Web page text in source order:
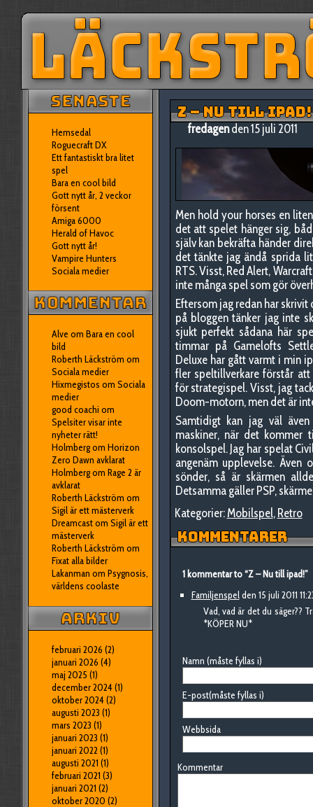
Hemsedal
Roguecraft DX
Ett fantastiskt bra litet
spel
Bara en cool bild
Gott nytt år, 2 veckor
försent
Amiga 6000
Herald of Havoc
Gott nytt år!
Vampire Hunters
Sociala medier
Alve om Bara en cool
bild
Roberth Läckström om
Sociala medier
Hixmegistos om Sociala
medier
good coachi om
Spelsiter visar inte
nyheter rätt!
Holmbergom Horizon
Zero Dawn avklarat
Holmbergom Rage 2 är
avklarat
Roberth Läckström om
Sigil är ett mästerverk
Dreamcastom Sigil är ett
mästerverk
Roberth Läckström om
Fixat alla bilder
Lakanman om Psygnosis,
världens coolaste
februari 2026 (2)
januari 2026 (4)
maj 2025 (1)
december 2024(1)
oktober 2024(2)
augusti 2023 (1)
mars 2023 (1)
januari 2023 (1)
januari 2022 (1)
augusti 2021 (1)
februari 2021 (3)
januari 2021 (2)
oktober 2020 (2)
Z – NU TILL IPAD!
fredagenden 15 juli 2011
Men hold your horses en
det att spelet hänger sig,
själv kan bekräfta händer
det tänkte jag ändå sprida
RTS. Visst, Red Alert,
inte många spel som gör
Eftersom jag redan har
på bloggen tänker jag inte
sjukt perfekt sådana här
timmar på Gamelofts
Deluxe har gått varmt i min
fler speltillverkare förstår
för strategispel. Visst, jag
Doom-motorn, men det är
Samtidigt kan jag väl
maskiner, när det kommer
konsolspel. Jag har spelat
angenäm upplevelse.
sönder, så är skärmen
Detsamma gäller PSP,
Kategorier:Mobilspel,Retro
KOMMENTARER
1 kommentar to “Z – Nu till ipad!”
Familjenspelden 15 juli 2011
Vad, vad är det du säger??
*KÖPER NU*
Namn (måste fyllas i)
E-post(måste fyllas i)
Webbsida
Kommentar